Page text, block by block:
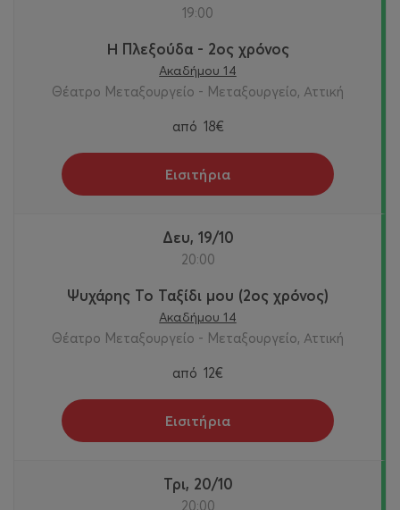
19:00
Η Πλεξούδα - 2ος χρόνος
Ακαδήμου 14
Θέατρο Μεταξουργείο - Μεταξουργείο, Αττική
από 18€
Εισιτήρια
Δευ, 19/10
20:00
Ψυχάρης Το Ταξίδι μου (2ος χρόνος)
Ακαδήμου 14
Θέατρο Μεταξουργείο - Μεταξουργείο, Αττική
από 12€
Εισιτήρια
Τρι, 20/10
20:00